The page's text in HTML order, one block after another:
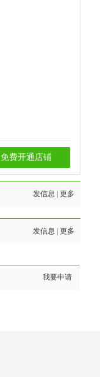
免费开通店铺
发信息 更多
发信息 更多
我要申请